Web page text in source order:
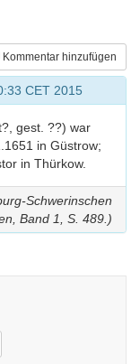
Kommentar hinzufügen
CET 2015
gest. ??) war
in Güstrow;
in Thürkow.
Schwerinschen
Band 1, S. 489.)